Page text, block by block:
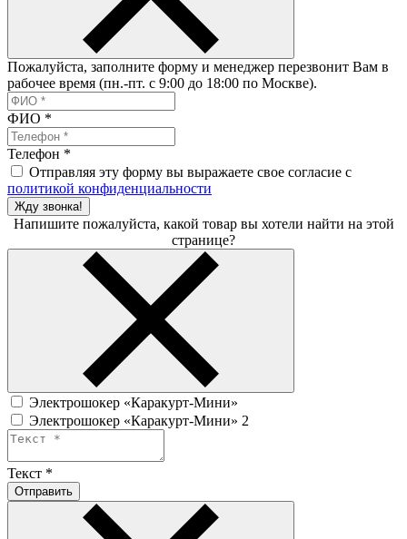
Пожалуйста, заполните форму и менеджер перезвонит Вам в
рабочее время (пн.-пт. с 9:00 до 18:00 по Москве).
ФИО *
Телефон *
Отправляя эту форму вы выражаете свое согласие с
политикой конфиденциальности
Жду звонка!
Напишите пожалуйста, какой товар вы хотели найти на этой
странице?
Электрошокер «Каракурт-Мини»
Электрошокер «Каракурт-Мини» 2
Текст *
Отправить